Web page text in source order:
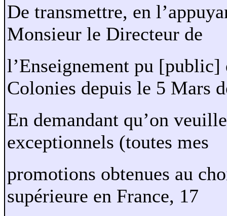
De transmettre, en
Monsieur le Directeur de
l’Enseignement pu [public]
Colonies depuis le 5 Mars
En demandant qu’on
exceptionnels (toutes mes
promotions obtenues au
supérieure en France, 17